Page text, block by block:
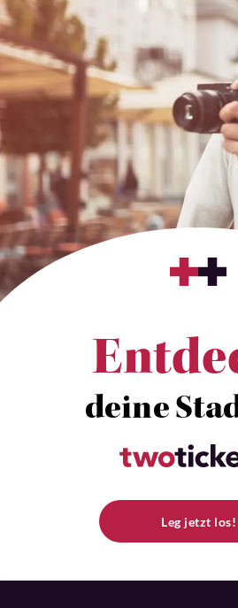
deine
Leg jetzt los!